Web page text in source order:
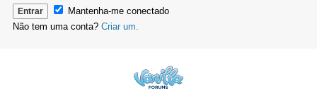
Mantenha-me conectado
Não tem uma conta? Criar um.